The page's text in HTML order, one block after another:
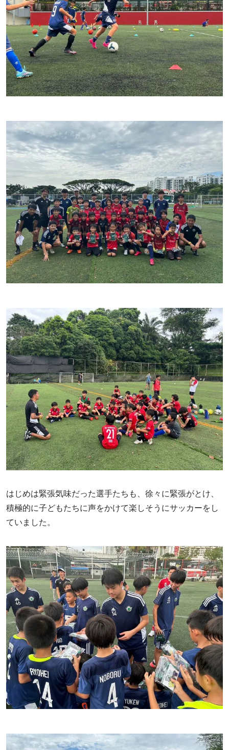
はじめは緊張気味だった選手たちも、徐々に緊張がとけ、
積極的に子どもたちに声をかけて楽しそうにサッカーをし
ていました。